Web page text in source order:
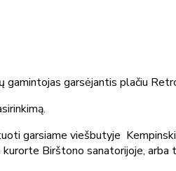
gamintojas garsėjantis plačiu
garsiame viešbutyje
Birštono sanatorijoje,